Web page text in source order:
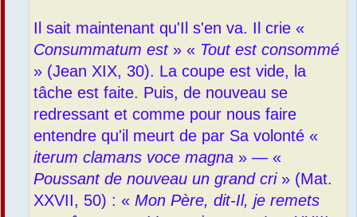
Il sait maintenant qu'Il s'en va. Il crie «
Consummatum est» « Tout est consommé
» (Jean XIX, 30). La coupe est vide, la
tâche est faite. Puis, de nouveau se
redressant et comme pour nous faire
entendre qu'il meurt de par Sa volonté «
iterum clamans voce magna » — «
Poussant de nouveau un grand cri» (Mat.
XXVII, 50) : « Mon Père, dit-Il, je remets